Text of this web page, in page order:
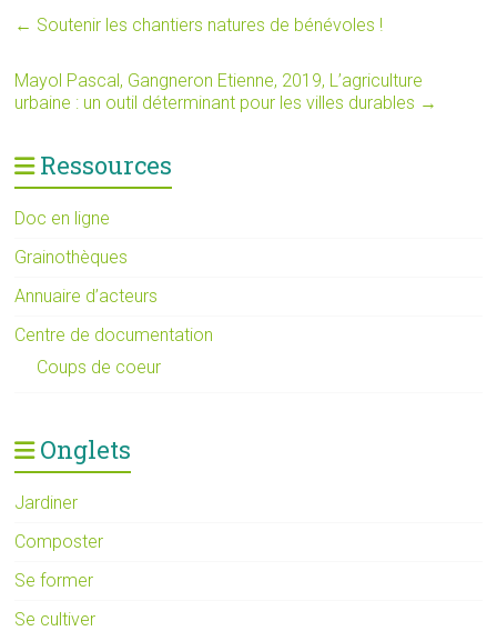
← Soutenir les chantiers natures de bénévoles !
Mayol Pascal, Gangneron Etienne, 2019, L’agriculture
urbaine : un outil déterminant pour les villes durables →
Ressources
Doc en ligne
Grainothèques
Annuaire d’acteurs
Centre de documentation
Coups de coeur
Onglets
Jardiner
Composter
Se former
Se cultiver